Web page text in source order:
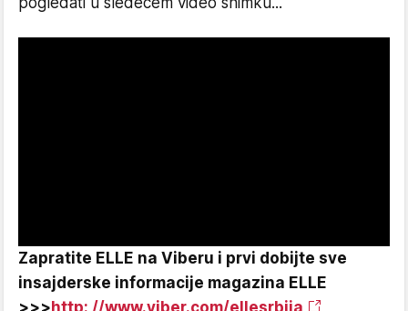
Zapratite ELLE na Viberu i prvi dobijte sve
insajderske informacije magazina ELLE